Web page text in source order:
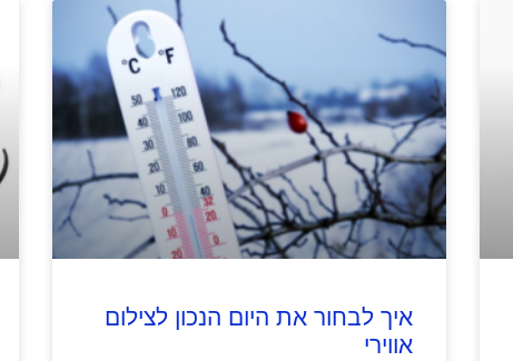
איך לבחור את היום הנכון לצילום
אווירי